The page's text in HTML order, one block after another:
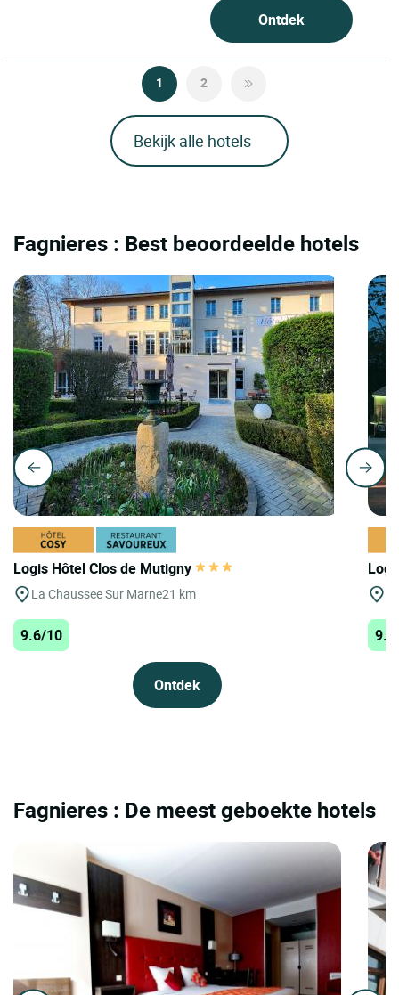
Ontdek
1 2
Bekijk alle hotels
Fagnieres : Best beoordeelde hotels
Logis Hôtel Clos de Mutigny
La Chaussee Sur Marne21 km
9.6/10
Ontdek
Fagnieres : De meest geboekte hotels